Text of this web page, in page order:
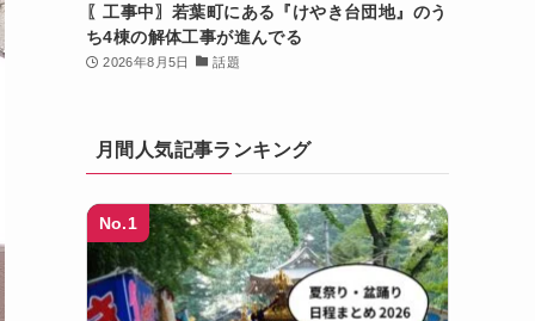
〖工事中〗若葉町にある『けやき台団地』のう
ち4棟の解体工事が進んでる
2026年8月5日 話題
月間人気記事ランキング
No.1